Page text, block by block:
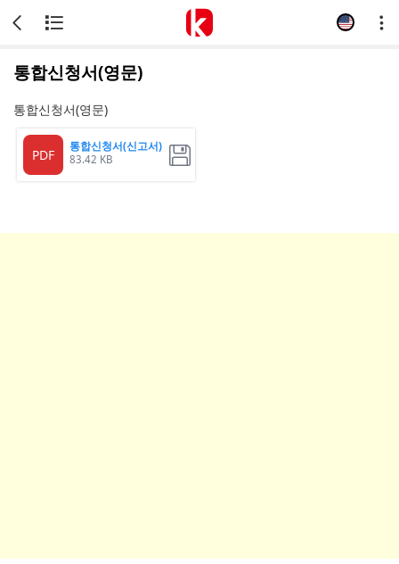
통합신청서(영문)
통합신청서(영문)
PDF
통합신청서(신고서)
83.42 KB